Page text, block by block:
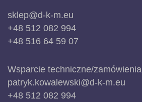
sklep@d-k-m.eu
+48 512 082 994
+48 516 64 59 07
Wsparcie techniczne/zamówienia
patryk.kowalewski@d-k-m.eu
+48 512 082 994